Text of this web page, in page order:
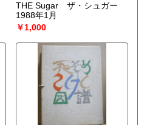
THE Sugar ザ・シュガー
1988年1月
￥1,000